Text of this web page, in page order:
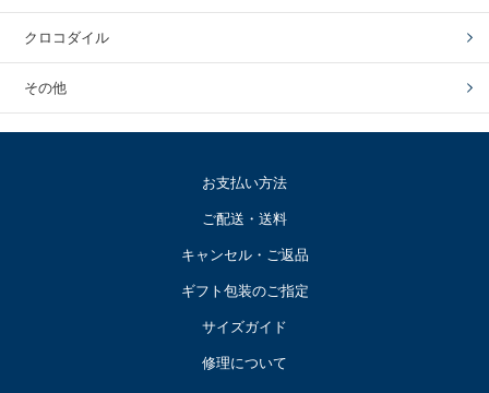
クロコダイル
その他
お支払い方法
ご配送・送料
キャンセル・ご返品
ギフト包装のご指定
サイズガイド
修理について